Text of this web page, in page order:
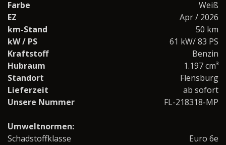
Farbe
Weiß
EZ
Apr / 2026
km-Stand
50 km
kW / PS
61 kW/ 83 PS
Kraftstoff
Benzin
Hubraum
1.197 cm³
Standort
Flensburg
Lieferzeit
ab sofort
Unsere Nummer
FL-218318-MP
Umweltnormen:
Schadstoffklasse
Euro 6e